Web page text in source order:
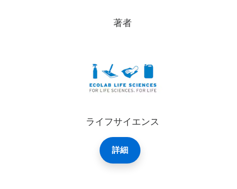
著者
ライフサイエンス
詳細